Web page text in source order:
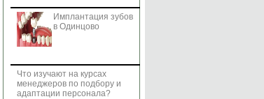
Имплантация зубов
в Одинцово
Что изучают на курсах
менеджеров по подбору и
адаптации персонала?